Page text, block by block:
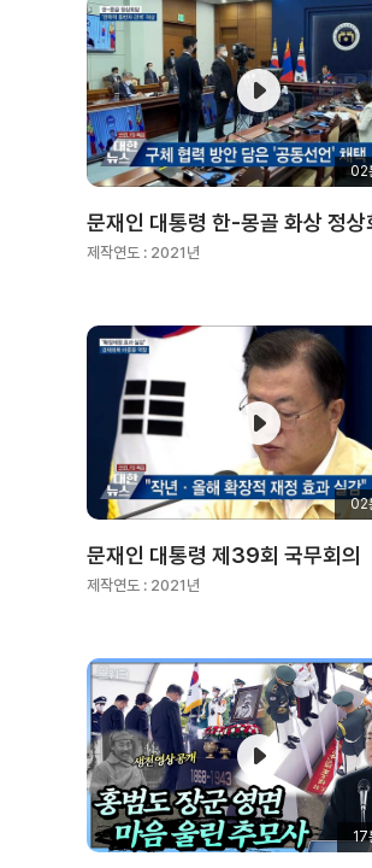
02
문재인 대통령 한-몽골 화상 정상
제작연도 : 2021년
02
문재인 대통령 제39회 국무회의
제작연도 : 2021년
17